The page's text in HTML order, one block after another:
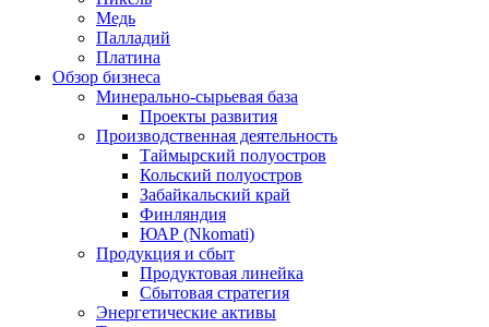
Медь
Палладий
Платина
Обзор бизнеса
Минерально-сырьевая база
Проекты развития
Производственная деятельность
Таймырский полуостров
Кольский полуостров
Забайкальский край
Финляндия
ЮАР (Nkomati)
Продукция и сбыт
Продуктовая линейка
Сбытовая стратегия
Энергетические активы